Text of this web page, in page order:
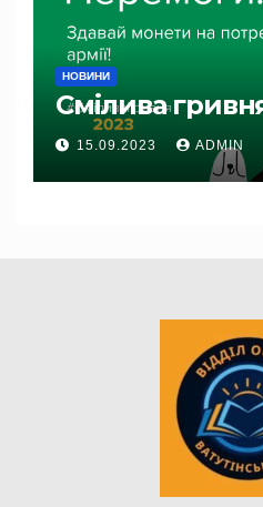
НОВИНИ
Смілива
15.09.2023 ADMIN